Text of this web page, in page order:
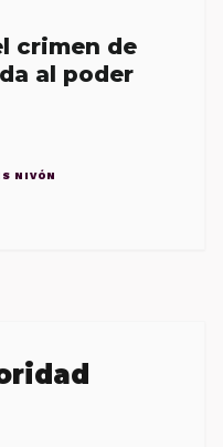
crimen de
al poder
NIVÓN